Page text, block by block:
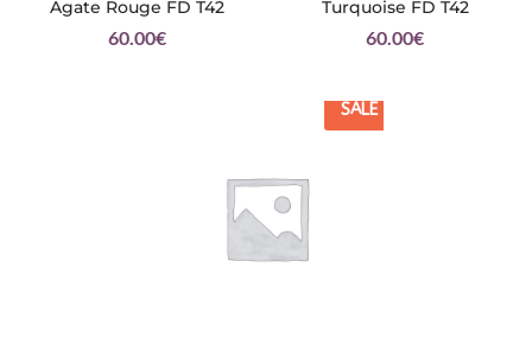
Agate Rouge FD T42
60.00€
Turquoise FD T42
60.00€
SALE